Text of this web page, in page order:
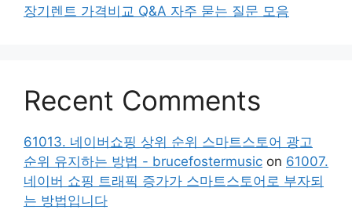
장기렌트 가격비교 Q&A 자주 묻는 질문 모음
Recent Comments
61013. 네이버쇼핑 상위 순위 스마트스토어 광고
순위 유지하는 방법 - brucefostermusic on 61007.
네이버 쇼핑 트래픽 증가가 스마트스토어로 부자되
는 방법입니다